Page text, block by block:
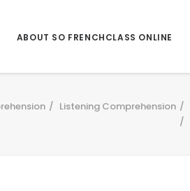
ABOUT SO FRENCHCLASS ONLINE
Listening Comprehension